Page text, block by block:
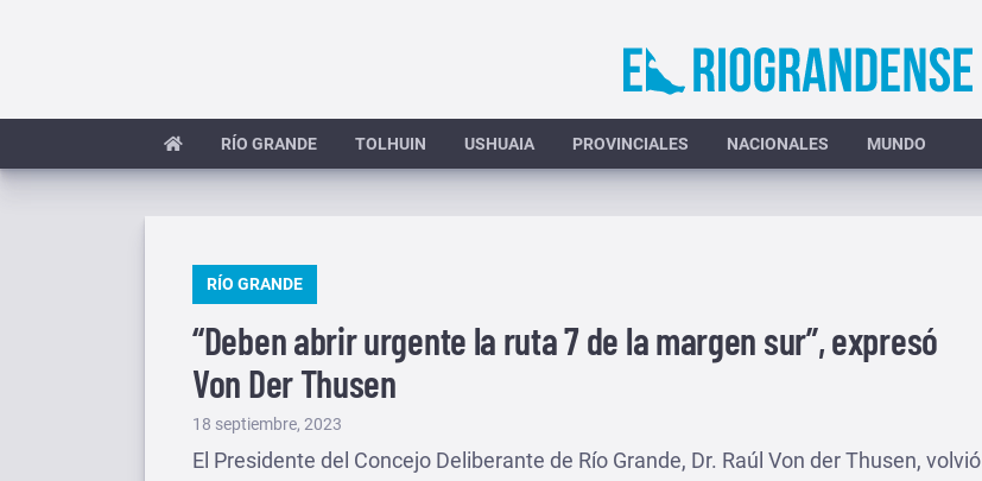
RÍO GRANDE TOLHUIN USHUAIA PROVINCIALES NACIONALES MUNDO
PUBLICADO
RÍO GRANDE
“Deben abrir urgente la ruta 7 de la margen sur”, expresó
Von Der Thusen
Publicado
el
18 septiembre, 2023
El Presidente del Concejo Deliberante de Río Grande, Dr. Raúl Von der Thusen, volvió